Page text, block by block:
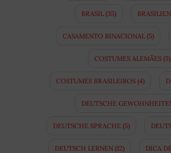
BRASIL(35) BRASILIEN
CASAMENTO BINACIONAL(5)
COSTUMES ALEMÃES(5)
COSTUMES BRASILEIROS (4)
DEUTSCHE
DEUTSCHE SPRACHE (5)
DEUTSCH LERNEN(12) DICA